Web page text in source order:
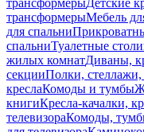
трансформерыДетские
трансформерыМебель
для спальни
спальниТуалетные
жилых комнатДиваны,
секцииПолки,
креслаКомоды и тумбы
книгиКресла-качалки,
телевизораКомоды,